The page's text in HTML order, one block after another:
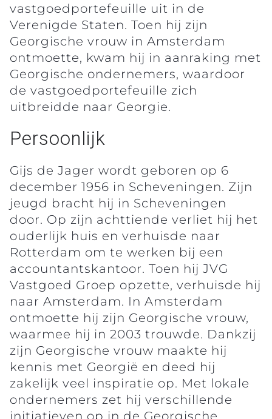
vastgoedportefeuille uit in de
Verenigde Staten. Toen hij zijn
Georgische vrouw in Amsterdam
ontmoette, kwam hij in aanraking met
Georgische ondernemers, waardoor
de vastgoedportefeuille zich
uitbreidde naar Georgie.
Persoonlijk
Gijs de Jager wordt geboren op 6
december 1956 in Scheveningen. Zijn
jeugd bracht hij in Scheveningen
door. Op zijn achttiende verliet hij het
ouderlijk huis en verhuisde naar
Rotterdam om te werken bij een
accountantskantoor. Toen hij JVG
Vastgoed Groep opzette, verhuisde hij
naar Amsterdam. In Amsterdam
ontmoette hij zijn Georgische vrouw,
waarmee hij in 2003 trouwde. Dankzij
zijn Georgische vrouw maakte hij
kennis met Georgië en deed hij
zakelijk veel inspiratie op. Met lokale
ondernemers zet hij verschillende
initiatieven op in de Georgische